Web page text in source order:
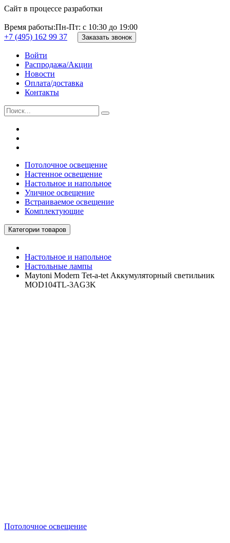
Сайт в процессе разработки
Время работы:Пн-Пт: с 10:30 до 19:00
+7 (495) 162 99 37
Заказать звонок
Войти
Распродажа/Акции
Новости
Оплата/доставка
Контакты
Потолочное освещение
Настенное освещение
Настольное и напольное
Уличное освещение
Встраиваемое освещение
Комплектующие
Категории товаров
Настольное и напольное
Настольные лампы
Maytoni Modern Tet-a-tet Аккумуляторный светильник
MOD104TL-3AG3K
Потолочное освещение